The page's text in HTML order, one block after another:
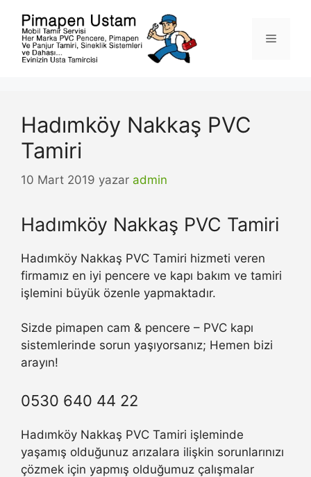
Menü
Hadımköy Nakkaş PVC
Tamiri
10 Mart 2019 yazar admin
Hadımköy Nakkaş PVC Tamiri
Hadımköy Nakkaş PVC Tamiri hizmeti veren
firmamız en iyi pencere ve kapı bakım ve tamiri
işlemini büyük özenle yapmaktadır.
Sizde pimapen cam & pencere – PVC kapı
sistemlerinde sorun yaşıyorsanız; Hemen bizi
arayın!
0530 640 44 22
Hadımköy Nakkaş PVC Tamiri işleminde
yaşamış olduğunuz arızalara ilişkin sorunlarınızı
çözmek için yapmış olduğumuz çalışmalar